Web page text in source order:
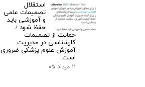
استقلال
تصمیمات علمی
و آموزشی باید
حفظ شود /
حمایت از تصمیمات
کارشناسی در مدیریت
آموزش علوم پزشکی ضروری
است.
۱۱ مرداد ۰۵